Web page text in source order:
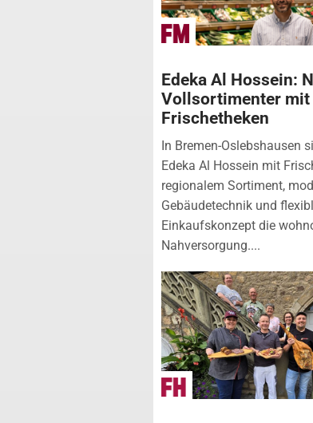
Edeka Al Hossein:
Vollsortimenter mit
Frischetheken
In Bremen-Oslebshausen
Edeka Al Hossein mit
regionalem Sortiment,
Gebäudetechnik und
Einkaufskonzept die
Nahversorgung....